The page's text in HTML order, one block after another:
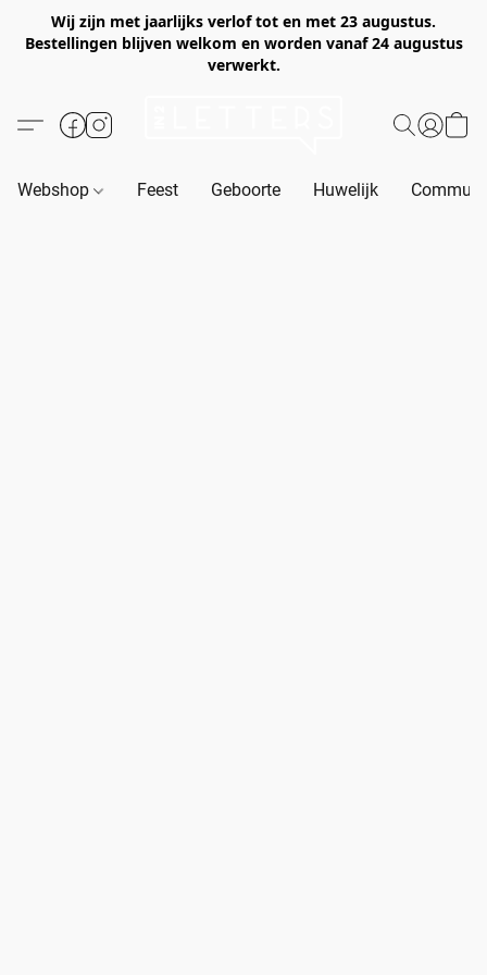
Wij zijn met jaarlijks verlof tot en met 23 augustus.
Bestellingen blijven welkom en worden vanaf 24 augustus
verwerkt.
Webshop Feest Geboorte Huwelijk